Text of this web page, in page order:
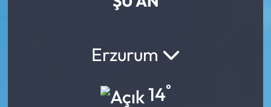
Erzurum
14°
Yargı Kararları